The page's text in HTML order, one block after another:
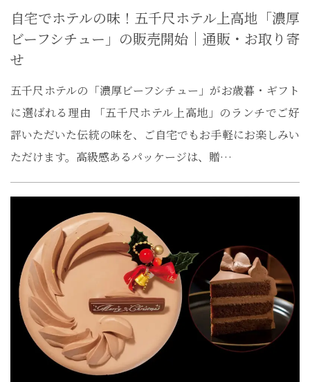
自宅でホテルの味！五千尺ホテル上高地「濃厚
ビーフシチュー」の販売開始｜通販・お取り寄
せ
五千尺ホテルの「濃厚ビーフシチュー」がお歳暮・ギフト
に選ばれる理由 「五千尺ホテル上高地」のランチでご好
評いただいた伝統の味を、ご自宅でもお手軽にお楽しみい
ただけます。高級感あるパッケージは、贈…